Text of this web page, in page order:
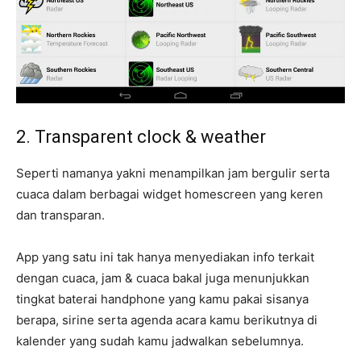
2. Transparent clock & weather
Seperti namanya yakni menampilkan jam bergulir serta
cuaca dalam berbagai widget homescreen yang keren
dan transparan.
App yang satu ini tak hanya menyediakan info terkait
dengan cuaca, jam & cuaca bakal juga menunjukkan
tingkat baterai handphone yang kamu pakai sisanya
berapa, sirine serta agenda acara kamu berikutnya di
kalender yang sudah kamu jadwalkan sebelumnya.